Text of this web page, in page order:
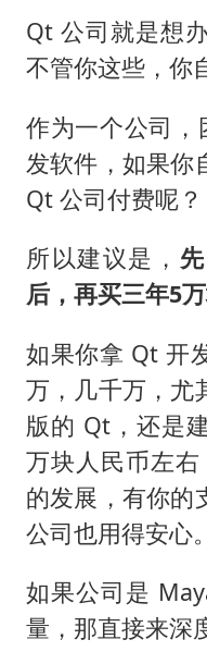
Qt 公司就是想
不管你这些，你
作为一个公司
发软件，如果你
Qt 公司付费呢？
所以建议是，
后，再买三年5
如果你拿 Qt 开
万，几千万，尤
版的 Qt，还是
万块人民币左
的发展，有你的
公司也用得安心。
如果公司是
量，那直接来深